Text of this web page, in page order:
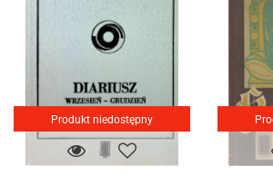
Produkt niedostępny